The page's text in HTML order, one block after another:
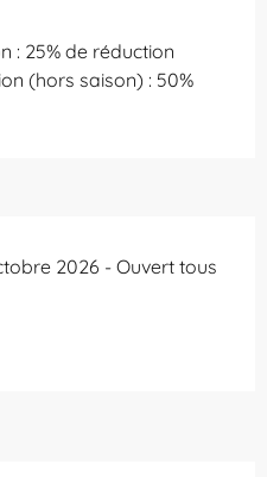
: 25% de réduction
(hors saison) : 50%
2026 - Ouvert tous